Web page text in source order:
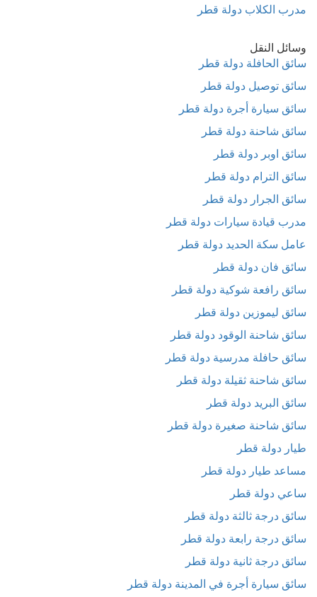
مدرب الكلاب دولة قطر
وسائل النقل
سائق الحافلة دولة قطر
سائق توصيل دولة قطر
سائق سيارة أجرة دولة قطر
سائق شاحنة دولة قطر
سائق اوبر دولة قطر
سائق الترام دولة قطر
سائق الجرار دولة قطر
مدرب قيادة سيارات دولة قطر
عامل سكة الحديد دولة قطر
سائق فان دولة قطر
سائق رافعة شوكية دولة قطر
سائق ليموزين دولة قطر
سائق شاحنة الوقود دولة قطر
سائق حافلة مدرسية دولة قطر
سائق شاحنة ثقيلة دولة قطر
سائق البريد دولة قطر
سائق شاحنة صغيرة دولة قطر
طيار دولة قطر
مساعد طيار دولة قطر
ساعي دولة قطر
سائق درجة ثالثة دولة قطر
سائق درجة رابعة دولة قطر
سائق درجة ثانية دولة قطر
سائق سيارة أجرة في المدينة دولة قطر